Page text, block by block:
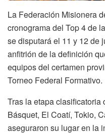
La Federación Misionera
cronograma del Top 4 de
se disputará el 11 y 12 de
anfitrión de la definición
equipos del certamen
Torneo Federal Formativo.
Tras la etapa
Básquet, El Coatí, Tokio,
aseguraron su lugar en la